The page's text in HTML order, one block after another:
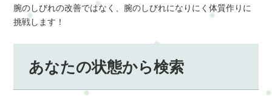
腕のしびれの改善ではなく、腕のしびれになりにく体質作りに
挑戦します！
あなたの状態から検索